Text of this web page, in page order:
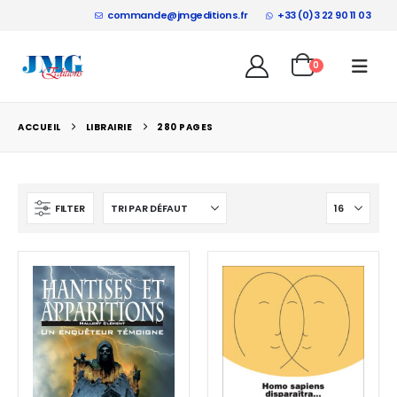
commande@jmgeditions.fr +33 (0)3 22 90 11 03
0
ACCUEIL LIBRAIRIE 280 PAGES
FILTER